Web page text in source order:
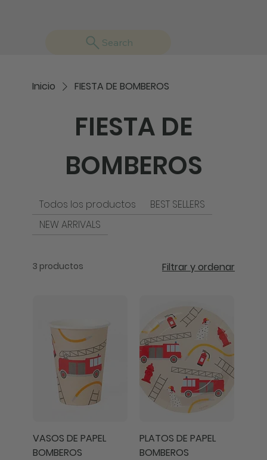
Search
Inicio FIESTA DE BOMBEROS
FIESTA DE
BOMBEROS
Todos los productos
BEST SELLERS
NEW ARRIVALS
3 productos Filtrar y ordenar
VASOS DE PAPEL
BOMBEROS
PLATOS DE PAPEL
BOMBEROS